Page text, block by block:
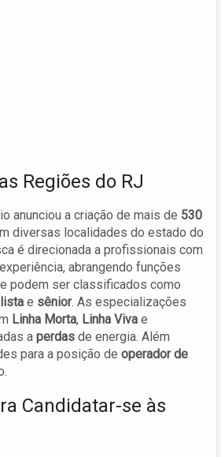
Regiões do RJ
anunciou a criação de mais de 530
diversas localidades do estado do
é direcionada a profissionais com
abrangendo funções
podem ser classificados como
e sênior. As especializações
Linha Morta, Linha Viva e
a perdas de energia. Além
para a posição de operador de
Candidatar-se às